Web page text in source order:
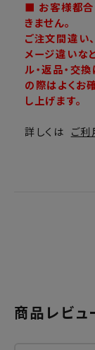
■ お客様都合
きません。
ご注文間違い
メージ違いな
ル・返品・交
の際はよくお
し上げます。
詳しくは ご利
商品レビュ